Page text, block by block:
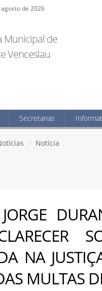
de 2026
Municipal de
Venceslau
Secretarias
Notícia
JORGE
NA
MULTAS